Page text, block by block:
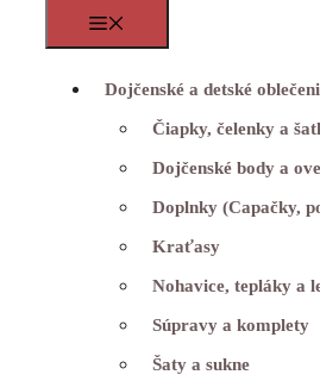
Dojčenské a detské
Čiapky, čelenky a
Dojčenské body a
Doplnky (Capačky,
Kraťasy
Nohavice, tepláky a
Súpravy a komplety
Šaty a sukne